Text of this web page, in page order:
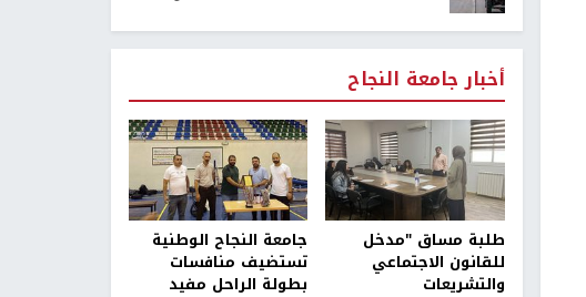
أخبار جامعة النجاح
طلبة مساق "مدخل
للقانون الاجتماعي
والتشريعات
جامعة النجاح الوطنية
تستضيف منافسات
بطولة الراحل مفيد